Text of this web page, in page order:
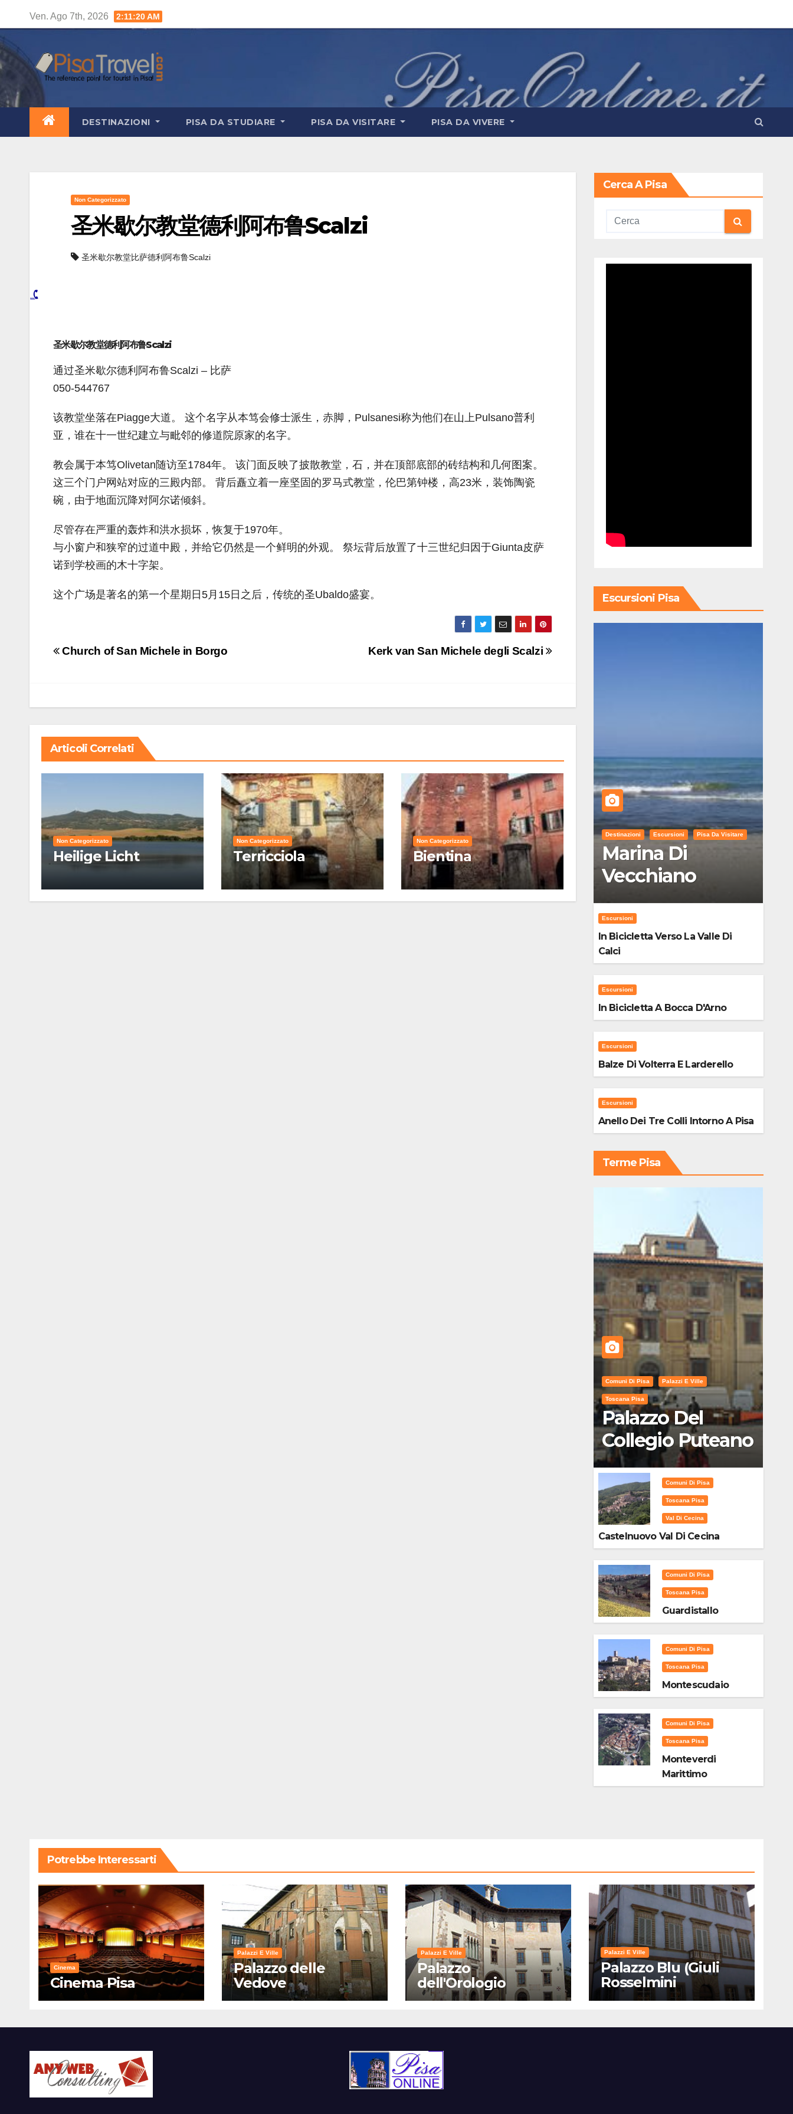
contenuto
Ven. Ago 7th, 2026 2:11:21 AM
DESTINAZIONI PISA DA STUDIARE PISA DA VISITARE PISA DA VIVERE
Non Categorizzato
圣米歇尔教堂德利阿布鲁Scalzi
圣米歇尔教堂比萨德利阿布鲁Scalzi
圣米歇尔教堂德利阿布鲁Scalzi
通过圣米歇尔德利阿布鲁Scalzi – 比萨
050-544767
该教堂坐落在Piagge大道。 这个名字从本笃会修士派生，赤脚，Pulsanesi称为他们在山上Pulsano普利
亚，谁在十一世纪建立与毗邻的修道院原家的名字。
教会属于本笃Olivetan随访至1784年。 该门面反映了披散教堂，石，并在顶部底部的砖结构和几何图案。
这三个门户网站对应的三殿内部。 背后矗立着一座坚固的罗马式教堂，伦巴第钟楼，高23米，装饰陶瓷
碗，由于地面沉降对阿尔诺倾斜。
尽管存在严重的轰炸和洪水损坏，恢复于1970年。
与小窗户和狭窄的过道中殿，并给它仍然是一个鲜明的外观。 祭坛背后放置了十三世纪归因于Giunta皮萨
诺到学校画的木十字架。
这个广场是著名的第一个星期日5月15日之后，传统的圣Ubaldo盛宴。
Navigazione
Kerk van San Michele degli Scalzi
Church of San Michele in Borgo
Articoli Correlati
Non Categorizzato
Heilige Licht
Non Categorizzato
Terricciola
Non Categorizzato
Bientina
Cerca A Pisa
Escursioni Pisa
Destinazioni Escursioni Pisa Da Visitare
Marina Di
Vecchiano
Escursioni
In Bicicletta Verso La Valle Di
Calci
Escursioni
In Bicicletta A Bocca D'Arno
Escursioni
Balze Di Volterra E Larderello
Escursioni
Anello Dei Tre Colli Intorno A Pisa
Terme Pisa
Comuni Di Pisa Palazzi E Ville
Toscana Pisa
Palazzo Del
Collegio Puteano
Comuni Di Pisa
Toscana Pisa
Val Di Cecina
Castelnuovo Val Di Cecina
Comuni Di Pisa
Toscana Pisa
Guardistallo
Comuni Di Pisa
Toscana Pisa
Montescudaio
Comuni Di Pisa
Toscana Pisa
Monteverdi
Marittimo
Potrebbe Interessarti
Cinema
Cinema Pisa
Palazzi E Ville
Palazzo delle
Vedove
Palazzi E Ville
Palazzo
dell'Orologio
Palazzi E Ville
Palazzo Blu (Giuli
Rosselmini
Gualandi) – Pisa:
Visita